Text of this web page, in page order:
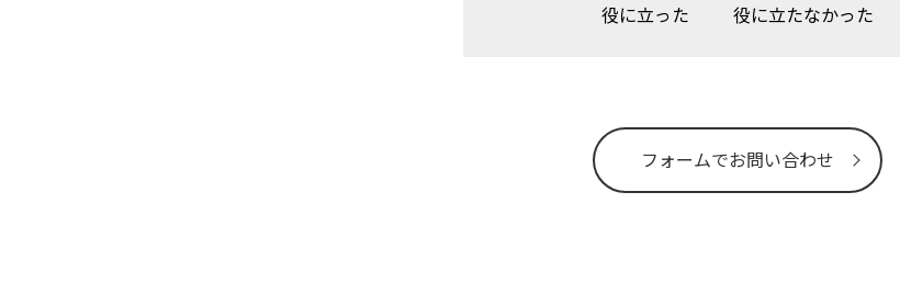
役に立った 役に立たなかった
フォームでお問い合わせ